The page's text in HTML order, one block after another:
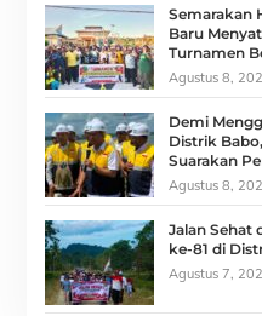
Semarakan
Baru
Turnamen
Agustus 8,
Demi
Distrik
Suarakan
Agustus 8,
Jalan Sehat
ke-81 di
Agustus 7,